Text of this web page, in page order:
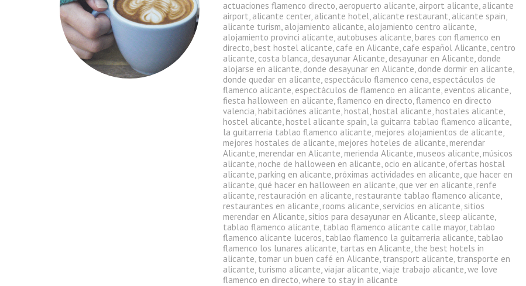
actuaciones flamenco directo, aeropuerto alicante, airport alicante, alicante
airport, alicante center, alicante hotel, alicante restaurant, alicante spain,
alicante turism, alojamiento alicante, alojamiento centro alicante,
alojamiento provinci alicante, autobuses alicante, bares con flamenco en
directo, best hostel alicante, cafe en Alicante, cafe español Alicante, centro
alicante, costa blanca, desayunar Alicante, desayunar en Alicante, donde
alojarse en alicante, donde desayunar en Alicante, donde dormir en alicante,
donde quedar en alicante, espectáculo flamenco cena, espectáculos de
flamenco alicante, espectáculos de flamenco en alicante, eventos alicante,
fiesta halloween en alicante,flamenco en directo,flamenco en directo
valencia, habitaciónes alicante, hostal, hostal alicante, hostales alicante,
hostel alicante, hostel alicante spain, la guitarra tablao flamenco alicante,
la guitarreria tablao flamenco alicante, mejores alojamientos de alicante,
mejores hostales de alicante, mejores hoteles de alicante, merendar
Alicante, merendar en Alicante, merienda Alicante, museos alicante, músicos
alicante, noche de halloween en alicante, ocio en alicante, ofertas hostal
alicante, parking en alicante, próximas actividades en alicante, que hacer en
alicante, qué hacer en halloween en alicante, que ver en alicante, renfe
alicante, restauración en alicante, restaurante tablao flamenco alicante,
restaurantes en alicante, rooms alicante, servicios en alicante, sitios
merendar en Alicante, sitios para desayunar en Alicante, sleep alicante,
tablao flamenco alicante, tablao flamenco alicante calle mayor, tablao
flamenco alicante luceros, tablao flamenco la guitarreria alicante, tablao
flamenco los lunares alicante, tartas en Alicante, the best hotels in
alicante, tomar un buen café en Alicante, transport alicante, transporte en
alicante, turismo alicante,viajar alicante,viaje trabajo alicante,we love
flamenco en directo,where to stay in alicante